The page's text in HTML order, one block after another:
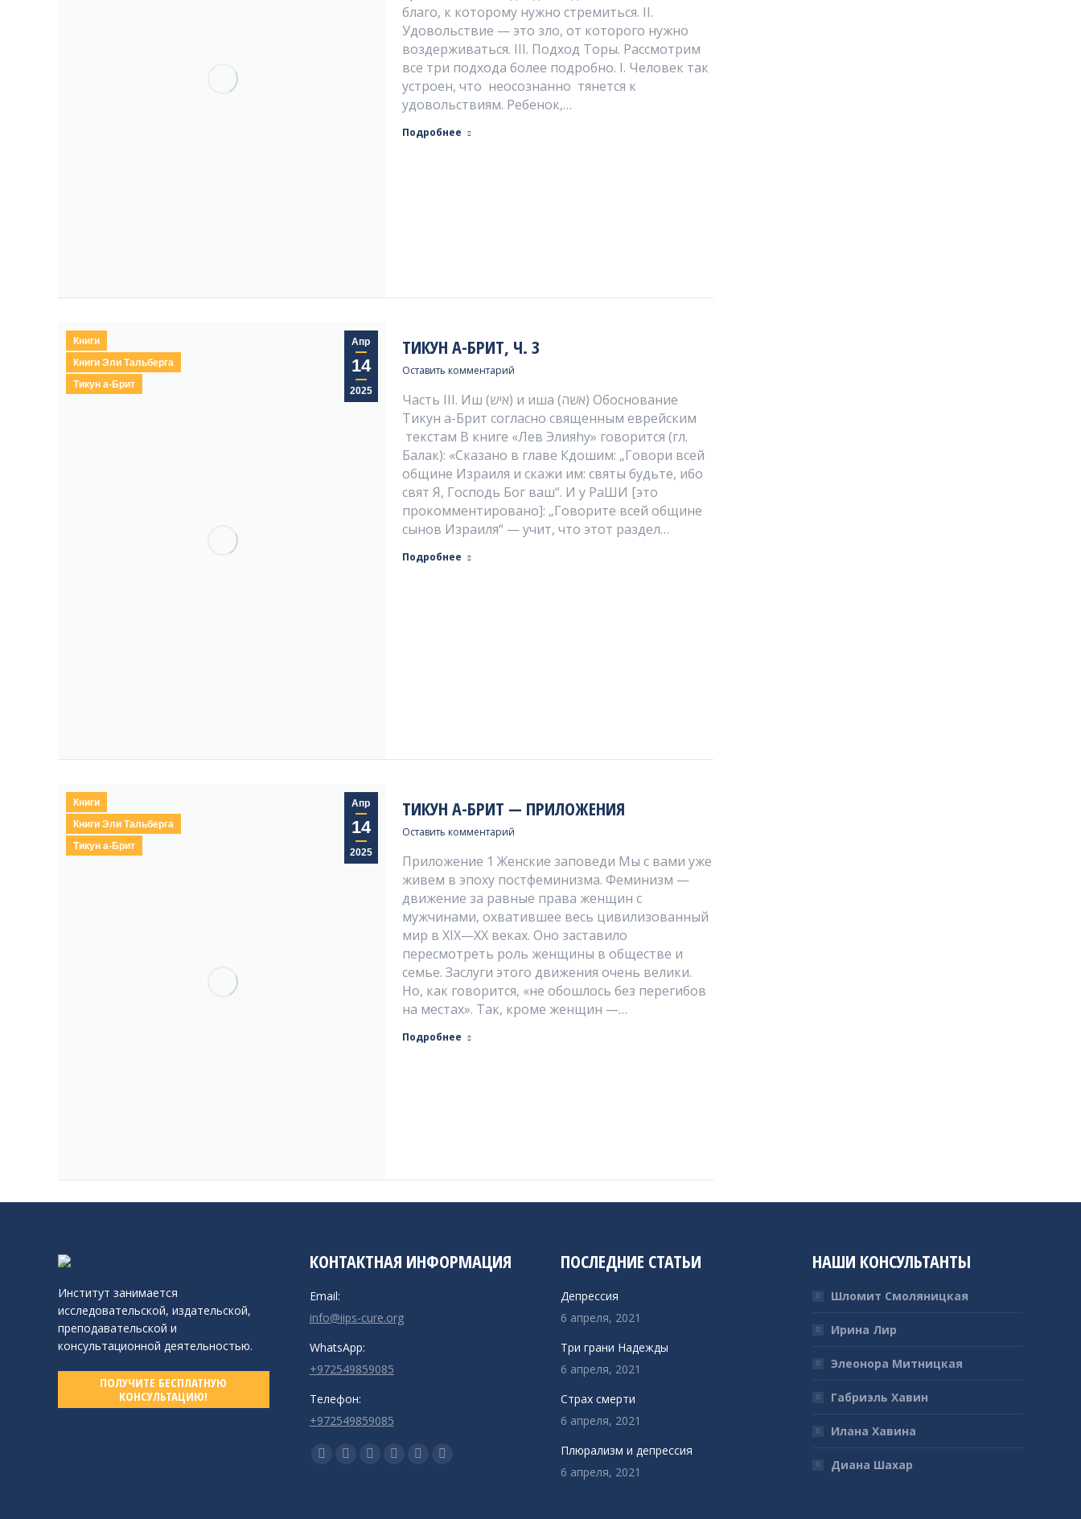
благо, к которому нужно стремиться. II.
Удовольствие — это зло, от которого нужно
воздерживаться. III. Подход Торы. Рассмотрим
все три подхода более подробно. I. Человек так
устроен, что неосознанно тянется к
удовольствиям. Ребенок,…
Подробнее
Апр
14
2025
Книги
Книги Эли Тальберга
Тикун а-Брит
ТИКУН А-БРИТ, Ч. 3
Оставить комментарий
Часть III. Иш (איש) и иша (אשה) Обоснование
Тикун а-Брит согласно священным еврейским
текстам В книге «Лев Элияhу» говорится (гл.
Балак): «Сказано в главе Кдошим: „Говори всей
общине Израиля и скажи им: святы будьте, ибо
свят Я, Господь Бог ваш“. И у РаШИ [это
прокомментировано]: „Говорите всей общине
сынов Израиля“ — учит, что этот раздел…
Подробнее
Апр
14
2025
Книги
Книги Эли Тальберга
Тикун а-Брит
ТИКУН А-БРИТ — ПРИЛОЖЕНИЯ
Оставить комментарий
Приложение 1 Женские заповеди Мы с вами уже
живем в эпоху постфеминизма. Феминизм —
движение за равные права женщин с
мужчинами, охватившее весь цивилизованный
мир в XIX—XX веках. Оно заставило
пересмотреть роль женщины в обществе и
семье. Заслуги этого движения очень велики.
Но, как говорится, «не обошлось без перегибов
на местах». Так, кроме женщин —…
Подробнее
Институт занимается
исследовательской, издательской,
преподавательской и
консультационной деятельностью.
ПОЛУЧИТЕ БЕСПЛАТНУЮ
КОНСУЛЬТАЦИЮ!
КОНТАКТНАЯ ИНФОРМАЦИЯ
Email:
info@iips-cure.org
WhatsApp:
+972549859085
Телефон:
+972549859085
Ищите нас:
ПОСЛЕДНИЕ СТАТЬИ
Депрессия
6 апреля, 2021
Три грани Надежды
6 апреля, 2021
Страх смерти
6 апреля, 2021
Плюрализм и депрессия
6 апреля, 2021
НАШИ КОНСУЛЬТАНТЫ
Шломит Смоляницкая
Ирина Лир
Элеонора Митницкая
Габриэль Хавин
Илана Хавина
Диана Шахар